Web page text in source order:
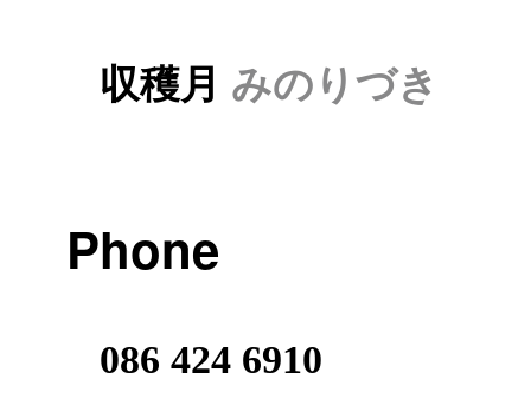
収穫月 みのりづき
Phone
086 424 6910